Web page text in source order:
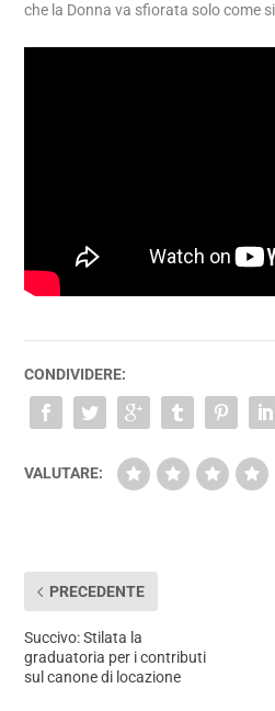
che la Donna va sfiorata solo come
CONDIVIDERE:
VALUTARE:
PRECEDENTE
Succivo: Stilata la
graduatoria per i contributi
sul canone di locazione